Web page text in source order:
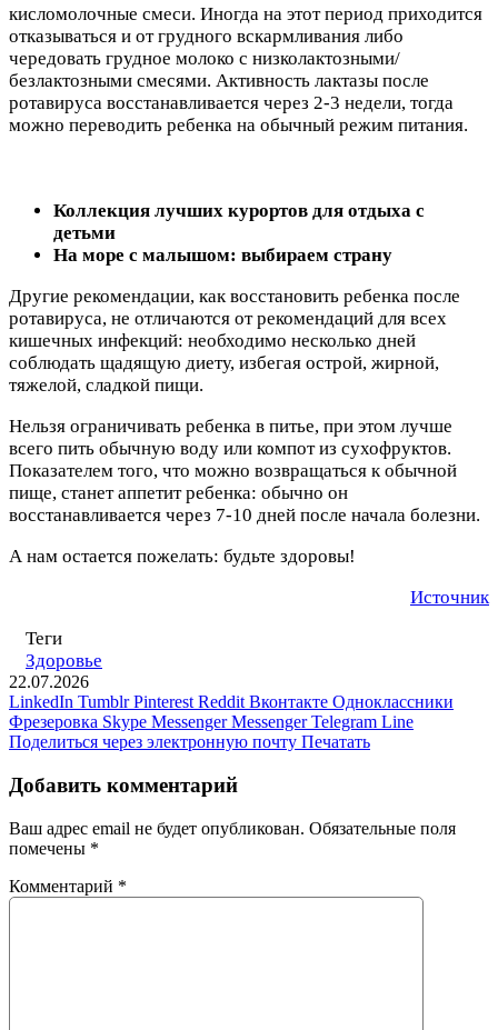
кисломолочные смеси. Иногда на этот период приходится
отказываться и от грудного вскармливания либо
чередовать грудное молоко с низколактозными/
безлактозными смесями. Активность лактазы после
ротавируса восстанавливается через 2-3 недели, тогда
можно переводить ребенка на обычный режим питания.
Коллекция лучших курортов для отдыха с
детьми
На море с малышом: выбираем страну
Другие рекомендации, как восстановить ребенка после
ротавируса, не отличаются от рекомендаций для всех
кишечных инфекций: необходимо несколько дней
соблюдать щадящую диету, избегая острой, жирной,
тяжелой, сладкой пищи.
Нельзя ограничивать ребенка в питье, при этом лучше
всего пить обычную воду или компот из сухофруктов.
Показателем того, что можно возвращаться к обычной
пище, станет аппетит ребенка: обычно он
восстанавливается через 7-10 дней после начала болезни.
А нам остается пожелать: будьте здоровы!
Источник
Теги
Здоровье
22.07.2026
LinkedIn Tumblr Pinterest Reddit Вконтакте Одноклассники
Фрезеровка Skype Messenger Messenger Telegram Line
Поделиться через электронную почту Печатать
Добавить комментарий
Ваш адрес email не будет опубликован. Обязательные поля
помечены *
Комментарий *